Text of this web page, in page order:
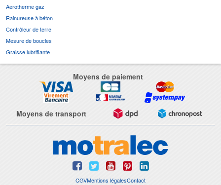
Aerotherme gaz
Rainureuse à béton
Contrôleur de terre
Mesure de boucles
Graisse lubrifiante
Moyens de paiement
Moyens de transport
CGVMentions légalesContact